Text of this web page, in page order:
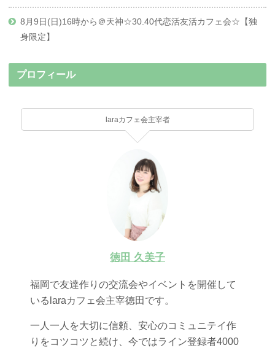
8月9日(日)16時から＠天神☆30.40代恋活友活カフェ会☆【独
身限定】
プロフィール
laraカフェ会主宰者
徳田 久美子
福岡で友達作りの交流会やイベントを開催して
いるlaraカフェ会主宰徳田です。
一人一人を大切に信頼、安心のコミュニテイ作
りをコツコツと続け、今ではライン登録者4000